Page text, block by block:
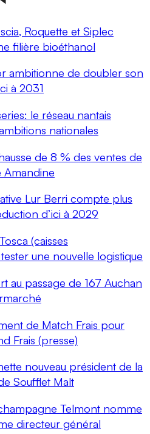
Roquette et Siplec
filière bioéthanol
ambitionne de doubler son
à 2031
le réseau nantais
nationales
de 8 % des ventes de
Amandine
Lur Berri compte plus
d’ici à 2029
(caisses
une nouvelle logistique
au passage de 167 Auchan
de Match Frais pour
Frais (presse)
nouveau président de la
Soufflet Malt
Telmont nomme
directeur général